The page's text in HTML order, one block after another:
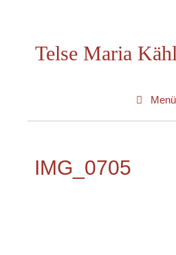
springenTelse Maria
Menü
IMG_0705